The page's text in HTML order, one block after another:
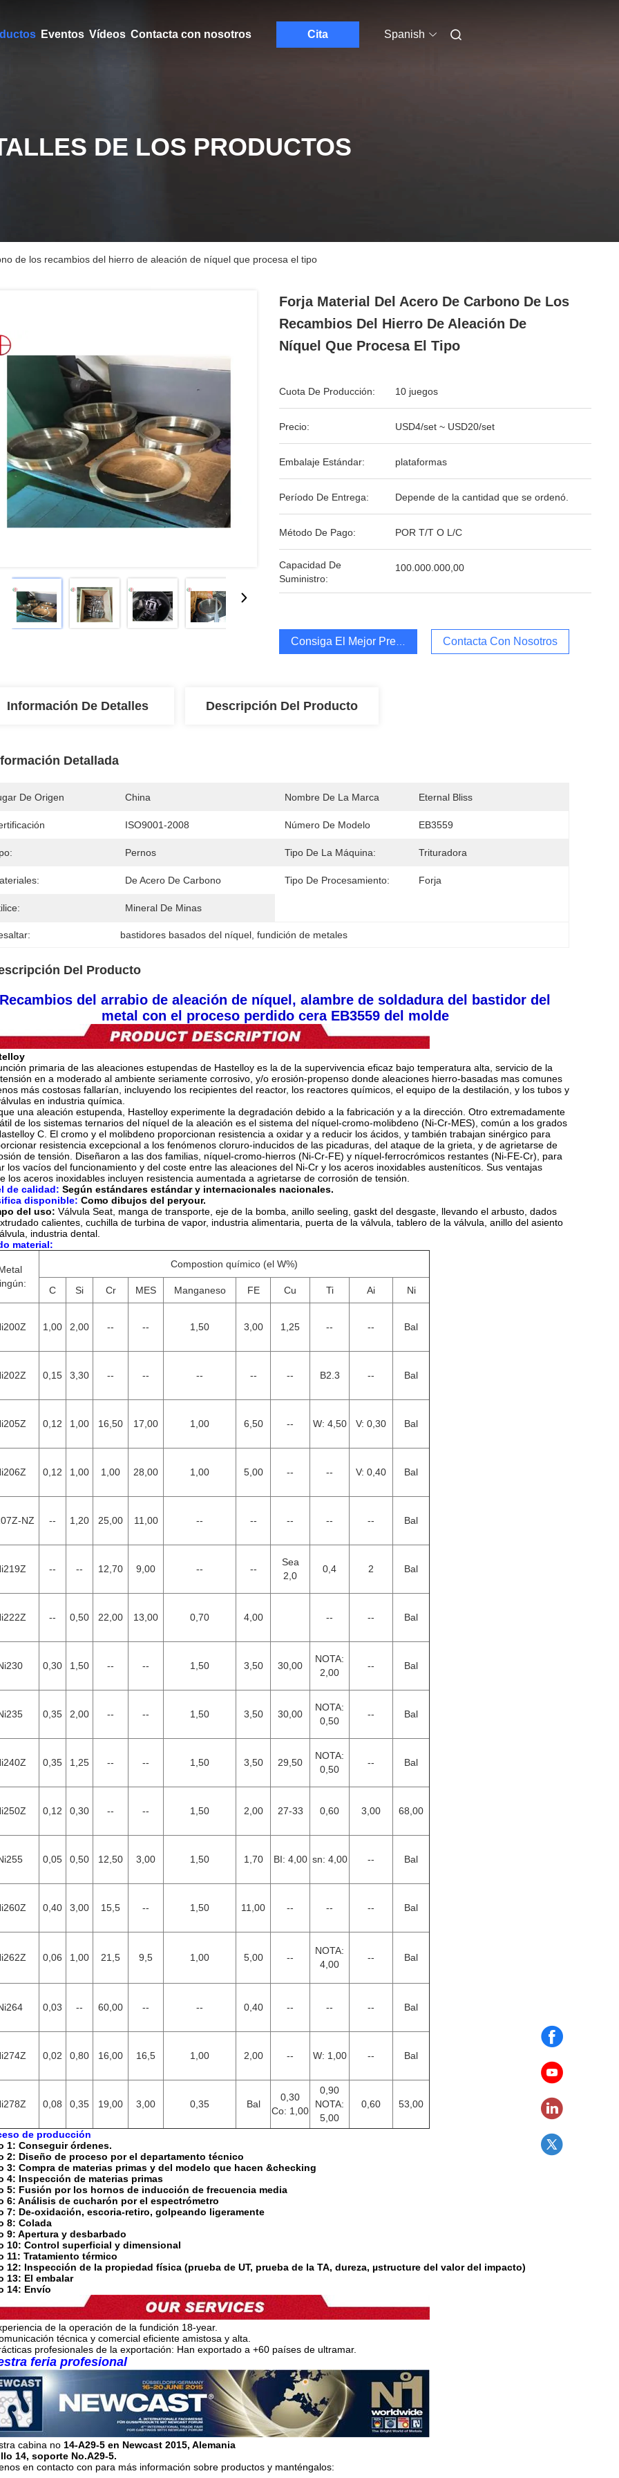
Eventos Vídeos Contacta con nosotros Cita Spanish
DE LOS PRODUCTOS
de los recambios del hierro de aleación de níquel que procesa el tipo
Forja Material Del Acero De Carbono De Los
Recambios Del Hierro De Aleación De
Níquel Que Procesa El Tipo
Cuota De Producción: 10 juegos
Precio: USD4/set ~ USD20/set
Embalaje Estándar: plataformas
Período De Entrega: Depende de la cantidad que se ordenó.
Método De Pago: POR T/T O L/C
Capacidad De
Suministro:
100.000.000,00
Consiga El Mejor Precio Contacta Con Nosotros
Información De Detalles Descripción Del Producto
Detallada
De Origen China Nombre De La Marca Eternal Bliss
ISO9001-2008 Número De Modelo EB3559
Pernos Tipo De La Máquina: Trituradora
De Acero De Carbono Tipo De Procesamiento: Forja
Mineral De Minas
bastidores basados del níquel , fundición de metales
Del Producto
Recambios del arrabio de aleación de níquel, alambre de soldadura del bastidor del
metal con el proceso perdido cera EB3559 del molde
primaria de las aleaciones estupendas de Hastelloy es la de la supervivencia eficaz bajo temperatura alta, servicio de la
en a moderado al ambiente seriamente corrosivo, y/o erosión-propenso donde aleaciones hierro-basadas mas comunes
más costosas fallarían, incluyendo los recipientes del reactor, los reactores químicos, el equipo de la destilación, y los tubos y
en industria química.
una aleación estupenda, Hastelloy experimente la degradación debido a la fabricación y a la dirección. Otro extremadamente
de los sistemas ternarios del níquel de la aleación es el sistema del níquel-cromo-molibdeno (Ni-Cr-MES), común a los grados
C. El cromo y el molibdeno proporcionan resistencia a oxidar y a reducir los ácidos, y también trabajan sinérgico para
resistencia excepcional a los fenómenos cloruro-inducidos de las picaduras, del ataque de la grieta, y de agrietarse de
de tensión. Diseñaron a las dos familias, níquel-cromo-hierros (Ni-Cr-FE) y níquel-ferrocrómicos restantes (Ni-FE-Cr), para
los vacíos del funcionamiento y del coste entre las aleaciones del Ni-Cr y los aceros inoxidables austeníticos. Sus ventajas
los aceros inoxidables incluyen resistencia aumentada a agrietarse de corrosión de tensión.
de calidad: Según estándares estándar y internacionales nacionales.
disponible: Como dibujos del peryour.
del uso: Válvula Seat, manga de transporte, eje de la bomba, anillo seeling, gaskt del desgaste, llevando el arbusto, dados
calientes, cuchilla de turbina de vapor, industria alimentaria, puerta de la válvula, tablero de la válvula, anillo del asiento
industria dental.
material:
Compostion químico (el W%)
C Si Cr MES Manganeso FE Cu Ti Ai Ni
1,00 2,00 -- -- 1,50 3,00 1,25 -- -- Bal
0,15 3,30 -- -- -- -- -- B2.3 -- Bal
0,12 1,00 16,50 17,00 1,00 6,50 -- W: 4,50 V: 0,30 Bal
0,12 1,00 1,00 28,00 1,00 5,00 -- -- V: 0,40 Bal
NZ -- 1,20 25,00 11,00 -- -- -- -- -- Bal
-- -- 12,70 9,00 -- --
Sea
2,0
0,4 2 Bal
-- 0,50 22,00 13,00 0,70 4,00 -- -- Bal
0,30 1,50 -- -- 1,50 3,50 30,00
NOTA:
2,00
-- Bal
0,35 2,00 -- -- 1,50 3,50 30,00
NOTA:
0,50
-- Bal
0,35 1,25 -- -- 1,50 3,50 29,50
NOTA:
0,50
-- Bal
0,12 0,30 -- -- 1,50 2,00 27-33 0,60 3,00 68,00
0,05 0,50 12,50 3,00 1,50 1,70 BI: 4,00 sn: 4,00 -- Bal
0,40 3,00 15,5 -- 1,50 11,00 -- -- -- Bal
0,06 1,00 21,5 9,5 1,00 5,00 --
NOTA:
4,00
-- Bal
0,03 -- 60,00 -- -- 0,40 -- -- -- Bal
0,02 0,80 16,00 16,5 1,00 2,00 -- W: 1,00 -- Bal
0,08 0,35 19,00 3,00 0,35 Bal
0,30
Co: 1,00
0,90
NOTA:
5,00
0,60 53,00
de producción
1: Conseguir órdenes.
2: Diseño de proceso por el departamento técnico
3: Compra de materias primas y del modelo que hacen &checking
4: Inspección de materias primas
5: Fusión por los hornos de inducción de frecuencia media
6: Análisis de cucharón por el espectrómetro
7: De-oxidación, escoria-retiro, golpeando ligeramente
8: Colada
9: Apertura y desbarbado
10: Control superficial y dimensional
11: Tratamiento térmico
12: Inspección de la propiedad física (prueba de UT, prueba de la TA, dureza, µstructure del valor del impacto)
13: El embalar
14: Envío
de la operación de la fundición 18-year.
técnica y comercial eficiente amistosa y alta.
profesionales de la exportación: Han exportado a +60 países de ultramar.
feria profesional
cabina no 14-A29-5 en Newcast 2015, Alemania
14, soporte No.A29-5.
en contacto con para más información sobre productos y manténgalos: